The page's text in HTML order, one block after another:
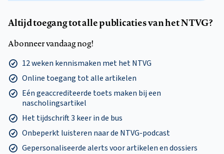
Altijd toegang tot alle publicaties van het NTVG?
Abonneer vandaag nog!
12 weken kennismaken met het NTVG
Online toegang tot alle artikelen
Eén geaccrediteerde toets maken bij een
nascholingsartikel
Het tijdschrift 3 keer in de bus
Onbeperkt luisteren naar de NTVG-podcast
Gepersonaliseerde alerts voor artikelen en dossiers